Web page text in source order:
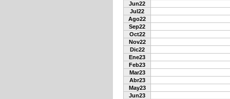
Jun22
Jul22
Ago22
Sep22
Oct22
Nov22
Dic22
Ene23
Feb23
Mar23
Abr23
May23
Jun23